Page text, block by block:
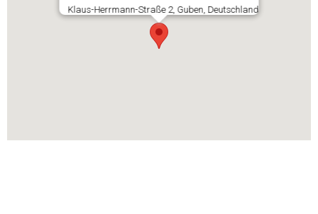
Klaus-Herrmann-Straße 2, Guben, Deutschland